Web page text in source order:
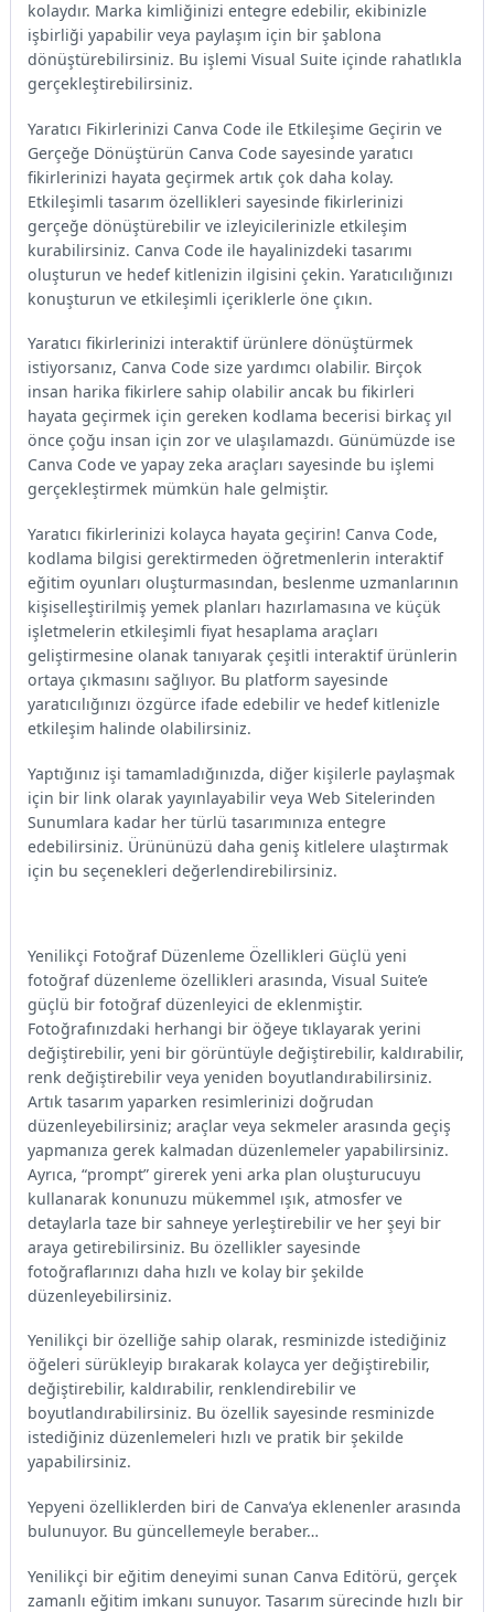
kolaydır. Marka kimliğinizi entegre edebilir, ekibinizle
işbirliği yapabilir veya paylaşım için bir şablona
dönüştürebilirsiniz. Bu işlemi Visual Suite içinde rahatlıkla
gerçekleştirebilirsiniz.
Yaratıcı Fikirlerinizi Canva Code ile Etkileşime Geçirin ve
Gerçeğe Dönüştürün Canva Code sayesinde yaratıcı
fikirlerinizi hayata geçirmek artık çok daha kolay.
Etkileşimli tasarım özellikleri sayesinde fikirlerinizi
gerçeğe dönüştürebilir ve izleyicilerinizle etkileşim
kurabilirsiniz. Canva Code ile hayalinizdeki tasarımı
oluşturun ve hedef kitlenizin ilgisini çekin. Yaratıcılığınızı
konuşturun ve etkileşimli içeriklerle öne çıkın.
Yaratıcı fikirlerinizi interaktif ürünlere dönüştürmek
istiyorsanız, Canva Code size yardımcı olabilir. Birçok
insan harika fikirlere sahip olabilir ancak bu fikirleri
hayata geçirmek için gereken kodlama becerisi birkaç yıl
önce çoğu insan için zor ve ulaşılamazdı. Günümüzde ise
Canva Code ve yapay zeka araçları sayesinde bu işlemi
gerçekleştirmek mümkün hale gelmiştir.
Yaratıcı fikirlerinizi kolayca hayata geçirin! Canva Code,
kodlama bilgisi gerektirmeden öğretmenlerin interaktif
eğitim oyunları oluşturmasından, beslenme uzmanlarının
kişiselleştirilmiş yemek planları hazırlamasına ve küçük
işletmelerin etkileşimli fiyat hesaplama araçları
geliştirmesine olanak tanıyarak çeşitli interaktif ürünlerin
ortaya çıkmasını sağlıyor. Bu platform sayesinde
yaratıcılığınızı özgürce ifade edebilir ve hedef kitlenizle
etkileşim halinde olabilirsiniz.
Yaptığınız işi tamamladığınızda, diğer kişilerle paylaşmak
için bir link olarak yayınlayabilir veya Web Sitelerinden
Sunumlara kadar her türlü tasarımınıza entegre
edebilirsiniz. Ürününüzü daha geniş kitlelere ulaştırmak
için bu seçenekleri değerlendirebilirsiniz.
Yenilikçi Fotoğraf Düzenleme Özellikleri Güçlü yeni
fotoğraf düzenleme özellikleri arasında, Visual Suite’e
güçlü bir fotoğraf düzenleyici de eklenmiştir.
Fotoğrafınızdaki herhangi bir öğeye tıklayarak yerini
değiştirebilir, yeni bir görüntüyle değiştirebilir, kaldırabilir,
renk değiştirebilir veya yeniden boyutlandırabilirsiniz.
Artık tasarım yaparken resimlerinizi doğrudan
düzenleyebilirsiniz; araçlar veya sekmeler arasında geçiş
yapmanıza gerek kalmadan düzenlemeler yapabilirsiniz.
Ayrıca, “prompt” girerek yeni arka plan oluşturucuyu
kullanarak konunuzu mükemmel ışık, atmosfer ve
detaylarla taze bir sahneye yerleştirebilir ve her şeyi bir
araya getirebilirsiniz. Bu özellikler sayesinde
fotoğraflarınızı daha hızlı ve kolay bir şekilde
düzenleyebilirsiniz.
Yenilikçi bir özelliğe sahip olarak, resminizde istediğiniz
öğeleri sürükleyip bırakarak kolayca yer değiştirebilir,
değiştirebilir, kaldırabilir, renklendirebilir ve
boyutlandırabilirsiniz. Bu özellik sayesinde resminizde
istediğiniz düzenlemeleri hızlı ve pratik bir şekilde
yapabilirsiniz.
Yepyeni özelliklerden biri de Canva’ya eklenenler arasında
bulunuyor. Bu güncellemeyle beraber…
Yenilikçi bir eğitim deneyimi sunan Canva Editörü, gerçek
zamanlı eğitim imkanı sunuyor. Tasarım sürecinde hızlı bir